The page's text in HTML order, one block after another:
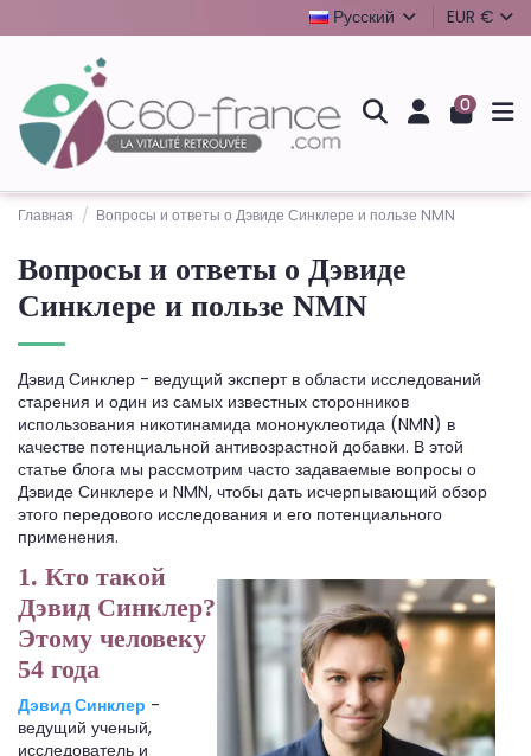
Русский EUR €
0
Главная Вопросы и ответы о Дэвиде Синклере и пользе NMN
Вопросы и ответы о Дэвиде
Синклере и пользе NMN
Дэвид Синклер - ведущий эксперт в области исследований
старения и один из самых известных сторонников
использования никотинамида мононуклеотида (NMN) в
качестве потенциальной антивозрастной добавки. В этой
статье блога мы рассмотрим часто задаваемые вопросы о
Дэвиде Синклере и NMN, чтобы дать исчерпывающий обзор
этого передового исследования и его потенциального
применения.
1. Кто такой
Дэвид Синклер?
Этому человеку
54 года
Дэвид Синклер -
ведущий ученый,
исследователь и